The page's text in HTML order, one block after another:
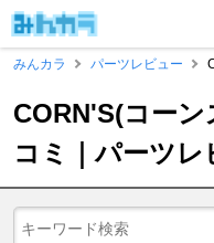
みんカラ
パーツレビュー
CORN'S(コーン
コミ｜パーツレ